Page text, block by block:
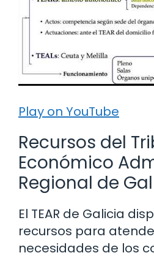
Play on YouTube
Recursos del
Económico
Regional de
El TEAR de Galicia
recursos para
necesidades de los